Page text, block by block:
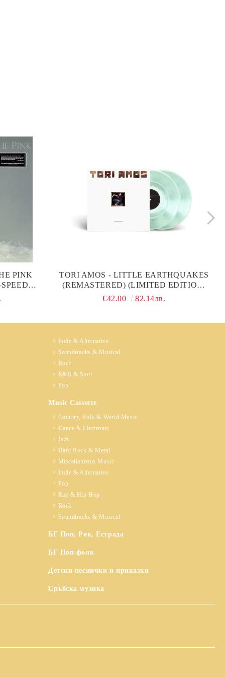
PINK
TORI AMOS - LITTLE EARTHQUAKES
(REMASTERED) (LIMITED EDITION,
COKE BOTTLE CLEAR COLOURED) (2
€42.00 82.14лв.
Indie & Alternative
Soundtracks & Musical
Rock
R&B & Soul
Pop
Music Cassette
Country, Folk & World Music
Dance & Electronic
Jazz
Hard Rock & Metal
Miscellaneous Music
Indie & Alternative
Pop
Rap & Hip Hop
Rock
Soundtracks & Musical
БГ Поп, Рок, Естрада
БГ Поп фолк
Детски песнички и приказки
Сръбска музика